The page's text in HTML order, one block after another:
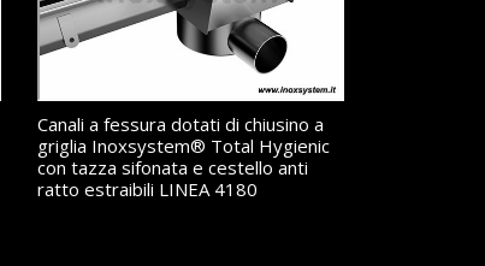
Canali a fessura dotati di chiusino a
griglia Inoxsystem® Total Hygienic
con tazza sifonata e cestello anti
ratto estraibili LINEA 4180